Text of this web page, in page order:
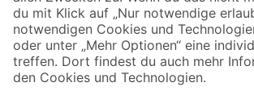
Jetzt die toom-App herunterladen